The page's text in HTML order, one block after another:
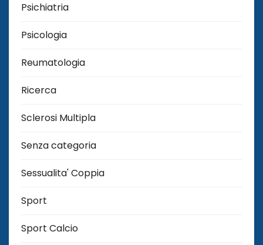
Psichiatria
Psicologia
Reumatologia
Ricerca
Sclerosi Multipla
Senza categoria
Sessualita' Coppia
Sport
Sport Calcio